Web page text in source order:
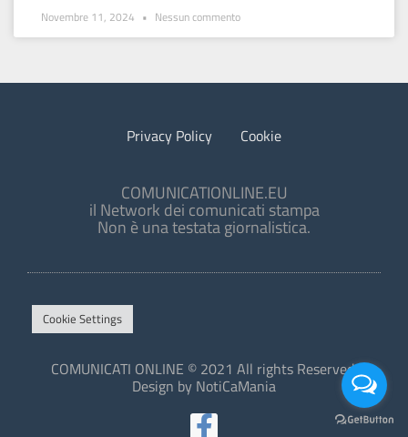
Novembre 11, 2024 Nessun commento
Privacy Policy Cookie
COMUNICATIONLINE.EU
il Network dei comunicati stampa
Non è una testata giornalistica.
Cookie Settings
COMUNICATI ONLINE © 2021 All rights Reserved.
Design by NotiCaMania